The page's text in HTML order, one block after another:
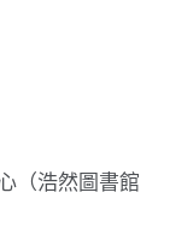
（浩然圖書館